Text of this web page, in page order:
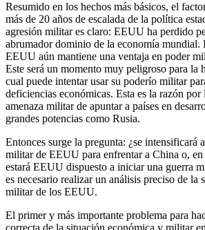
Resumido en los hechos más básicos, el
más de 20 años de escalada de la política
agresión militar es claro: EEUU ha perdido
abrumador dominio de la economía mundial.
EEUU aún mantiene una ventaja en poder
Este será un momento muy peligroso para la
cual puede intentar usar su poderío militar
deficiencias económicas. Esta es la razón por
amenaza militar de apuntar a países en
grandes potencias como Rusia.
Entonces surge la pregunta: ¿se intensificará
militar de EEUU para enfrentar a China o, en
estará EEUU dispuesto a iniciar una guerra
es necesario realizar un análisis preciso de la
militar de los EEUU.
El primer y más importante problema para